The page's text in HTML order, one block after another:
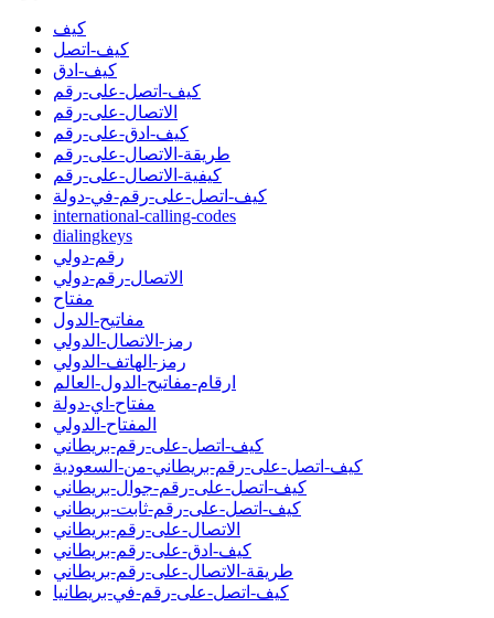
كيف
كيف-اتصل
كيف-ادق
كيف-اتصل-على-رقم
الاتصال-على-رقم
كيف-ادق-على-رقم
طريقة-الاتصال-على-رقم
كيفية-الاتصال-على-رقم
كيف-اتصل-على-رقم-في-دولة
international-calling-codes
dialingkeys
رقم-دولي
الاتصال-رقم-دولي
مفتاح
مفاتيح-الدول
رمز-الاتصال-الدولي
رمز-الهاتف-الدولي
ارقام-مفاتيح-الدول-العالم
مفتاح-اي-دولة
المفتاح-الدولي
كيف-اتصل-على-رقم-بريطاني
كيف-اتصل-على-رقم-بريطاني-من-السعودية
كيف-اتصل-على-رقم-جوال-بريطاني
كيف-اتصل-على-رقم-ثابت-بريطاني
الاتصال-على-رقم-بريطاني
كيف-ادق-على-رقم-بريطاني
طريقة-الاتصال-على-رقم-بريطاني
كيف-اتصل-على-رقم-في-بريطانيا